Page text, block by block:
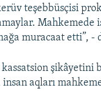
teşebbüsçisi
Mahkemede
muracaat etti”, -
kassatsion şikâyetini
insan aqları